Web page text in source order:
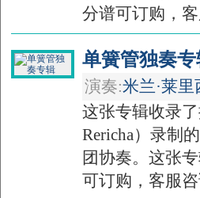
分谱可订购，
单簧管独奏专
演奏:米兰·莱里
这张专辑收录
Rericha）录制
团协奏。这张
可订购，客服